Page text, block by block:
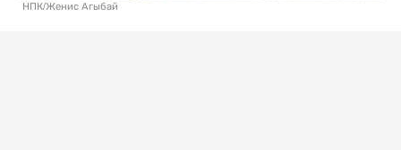
НПК/Женис Агыбай